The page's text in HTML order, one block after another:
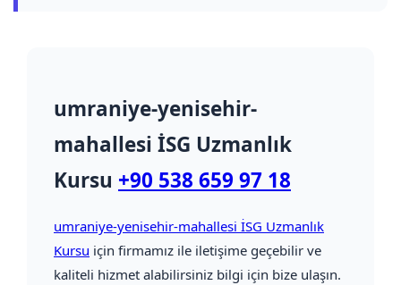
umraniye-yenisehir-
mahallesi İSG Uzmanlık
Kursu +90 538 659 97 18
umraniye-yenisehir-mahallesi İSG Uzmanlık
Kursu için firmamız ile iletişime geçebilir ve
kaliteli hizmet alabilirsiniz bilgi için bize ulaşın.